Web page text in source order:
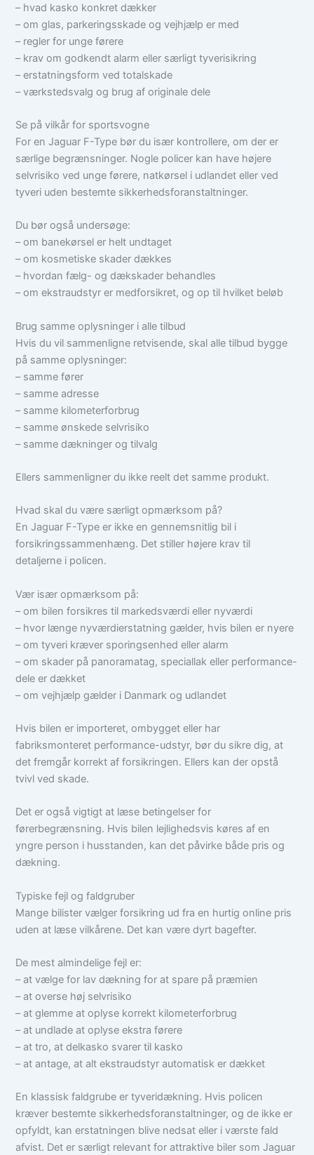
– hvad kasko konkret dækker
– om glas, parkeringsskade og vejhjælp er med
– regler for unge førere
– krav om godkendt alarm eller særligt tyverisikring
– erstatningsform ved totalskade
– værkstedsvalg og brug af originale dele
Se på vilkår for sportsvogne
For en Jaguar F-Type bør du især kontrollere, om der er
særlige begrænsninger. Nogle policer kan have højere
selvrisiko ved unge førere, natkørsel i udlandet eller ved
tyveri uden bestemte sikkerhedsforanstaltninger.
Du bør også undersøge:
– om banekørsel er helt undtaget
– om kosmetiske skader dækkes
– hvordan fælg- og dækskader behandles
– om ekstraudstyr er medforsikret, og op til hvilket beløb
Brug samme oplysninger i alle tilbud
Hvis du vil sammenligne retvisende, skal alle tilbud bygge
på samme oplysninger:
– samme fører
– samme adresse
– samme kilometerforbrug
– samme ønskede selvrisiko
– samme dækninger og tilvalg
Ellers sammenligner du ikke reelt det samme produkt.
Hvad skal du være særligt opmærksom på?
En Jaguar F-Type er ikke en gennemsnitlig bil i
forsikringssammenhæng. Det stiller højere krav til
detaljerne i policen.
Vær især opmærksom på:
– om bilen forsikres til markedsværdi eller nyværdi
– hvor længe nyværdierstatning gælder, hvis bilen er nyere
– om tyveri kræver sporingsenhed eller alarm
– om skader på panoramatag, speciallak eller performance-
dele er dækket
– om vejhjælp gælder i Danmark og udlandet
Hvis bilen er importeret, ombygget eller har
fabriksmonteret performance-udstyr, bør du sikre dig, at
det fremgår korrekt af forsikringen. Ellers kan der opstå
tvivl ved skade.
Det er også vigtigt at læse betingelser for
førerbegrænsning. Hvis bilen lejlighedsvis køres af en
yngre person i husstanden, kan det påvirke både pris og
dækning.
Typiske fejl og faldgruber
Mange bilister vælger forsikring ud fra en hurtig online pris
uden at læse vilkårene. Det kan være dyrt bagefter.
De mest almindelige fejl er:
– at vælge for lav dækning for at spare på præmien
– at overse høj selvrisiko
– at glemme at oplyse korrekt kilometerforbrug
– at undlade at oplyse ekstra førere
– at tro, at delkasko svarer til kasko
– at antage, at alt ekstraudstyr automatisk er dækket
En klassisk faldgrube er tyveridækning. Hvis policen
kræver bestemte sikkerhedsforanstaltninger, og de ikke er
opfyldt, kan erstatningen blive nedsat eller i værste fald
afvist. Det er særligt relevant for attraktive biler som Jaguar